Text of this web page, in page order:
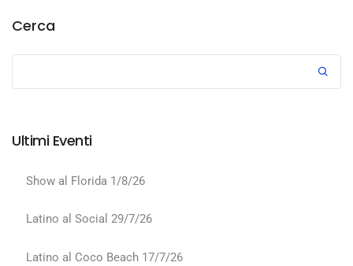
Cerca
Ultimi Eventi
Show al Florida 1/8/26
Latino al Social 29/7/26
Latino al Coco Beach 17/7/26